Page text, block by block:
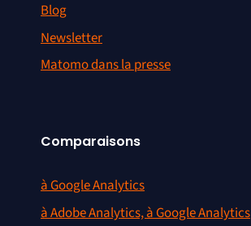
Blog
Newsletter
Matomo dans la presse
Comparaisons
à Google Analytics
à Adobe Analytics, à Google Analytics